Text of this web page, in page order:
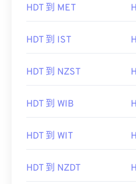
HDT 到 MET
HDT 到 IST
HDT 到 NZST
HDT 到 WIB
HDT 到 WIT
HDT 到 NZDT